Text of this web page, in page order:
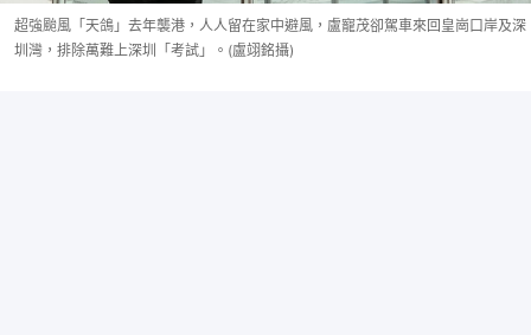
超強颱風「天鴿」去年襲港，人人留在家中避風，盧寵茂卻駕車來回皇崗口岸及深
圳灣，排除萬難上深圳「考試」。(盧翊銘攝)